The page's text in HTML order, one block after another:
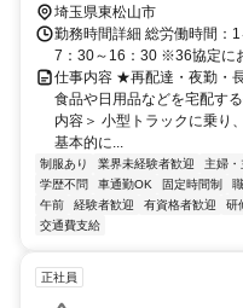
埼玉県東松山市
勤務時間詳細 総労働時間：
7：30～16：30 ※36協定に
仕事内容 ★再配達・夜勤・
食品や日用品などを宅配す
内容＞ 小型トラックに乗り
基本的に...
制服あり 業界未経験者歓迎 主婦
学歴不問
車通勤OK 固定時間制
午前
経験者歓迎 有資格者歓迎 研
交通費支給
正社員